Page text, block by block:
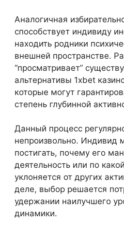
Аналогичная
способствует индивиду
находить родники
внешней пространстве.
“просматривает”
альтернативы 1xbet
которые могут
степень глубинной
Данный процесс
непроизвольно. Индивид
постигать, почему его
деятельность или по
уклоняется от других
деле, выбор решается
удержании наилучшего
динамики.